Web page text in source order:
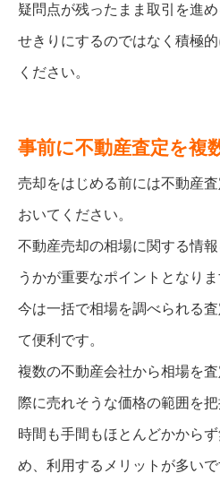
疑問点が残ったまま取引を進
せきりにするのではなく積極
ください。
事前に不動産査定を複
売却をはじめる前には不動産
おいてください。
不動産売却の相場に関する情
うかが重要なポイントとなりま
今は一括で相場を調べられる
て便利です。
複数の不動産会社から相場を
際に売れそうな価格の範囲を把
時間も手間もほとんどかから
め、利用するメリットが多いで